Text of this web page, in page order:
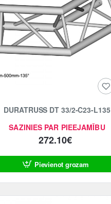
SAZINIES PAR PIEEJAMĪBU
DURATRUSS DT 33/2-C23-L135
272.10€
Pievienot grozam